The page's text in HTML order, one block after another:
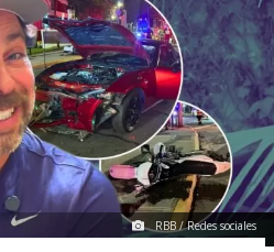
RBB / Redes sociales